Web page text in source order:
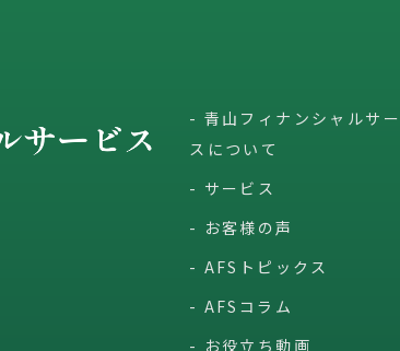
青山フィナンシャルサ
スについて
サービス
お客様の声
AFSトピックス
AFSコラム
お役立ち動画